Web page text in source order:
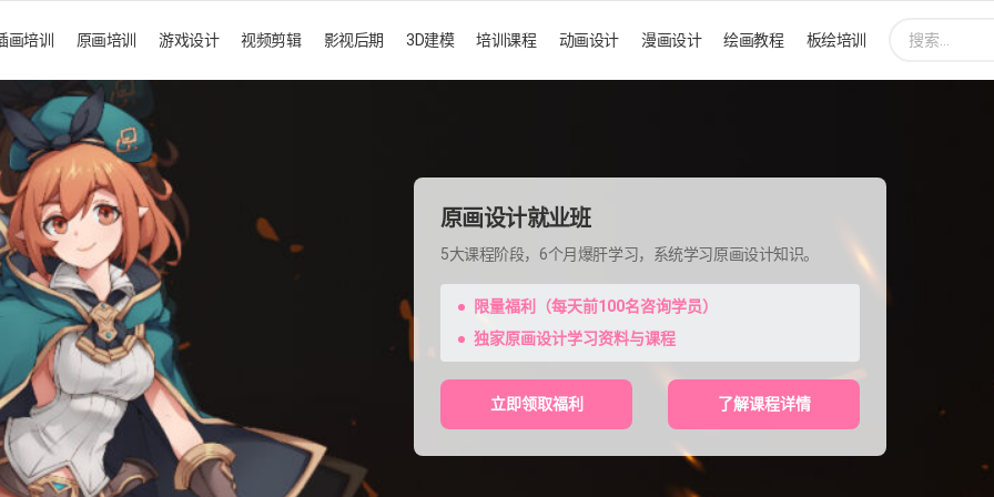
画培训 原画培训 游戏设计 视频剪辑 影视后期 3D建模 培训课程 动画设计 漫画设计 绘画教程 板绘培训
原画设计就业班
5大课程阶段，6个月爆肝学习，系统学习原画设计知识。
限量福利（每天前100名咨询学员）
独家原画设计学习资料与课程
立即领取福利 了解课程详情